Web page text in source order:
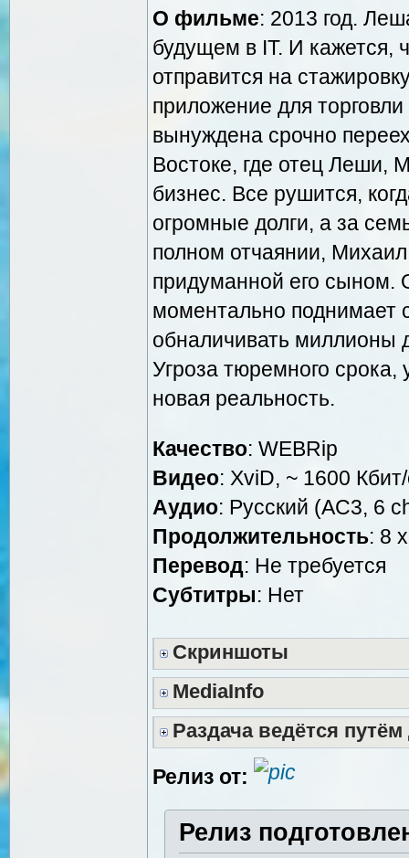
О фильме: 2013 год.
будущем в IT. И кажется,
отправится на
приложение для
вынуждена срочно
Востоке, где отец Леши,
бизнес. Все рушится,
огромные долги, а за
полном отчаянии, Михаил
придуманной его сыном.
моментально поднимает
обналичивать миллионы
Угроза тюремного срока,
новая реальность.
Качество: WEBRip
Видео: XviD, ~ 1600
Аудио: Русский (AC3, 6
Продолжительность: 8
Перевод: Не требуется
Cубтитры: Нет
Скриншоты
MediaInfo
Раздача ведётся
Релиз от:
Релиз